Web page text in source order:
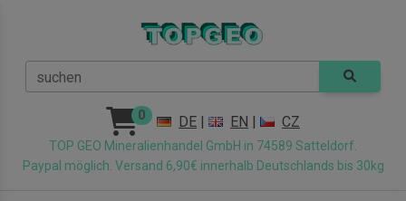
suchen
0 DE | EN | CZ
TOP GEO Mineralienhandel GmbH in 74589 Satteldorf.
Paypal möglich. Versand 6,90€ innerhalb Deutschlands bis 30kg